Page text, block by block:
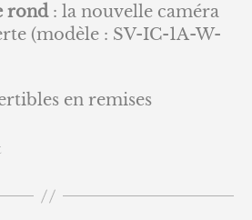
rond: la nouvelle caméra
(modèle : SV-IC-1A-W-
en remises